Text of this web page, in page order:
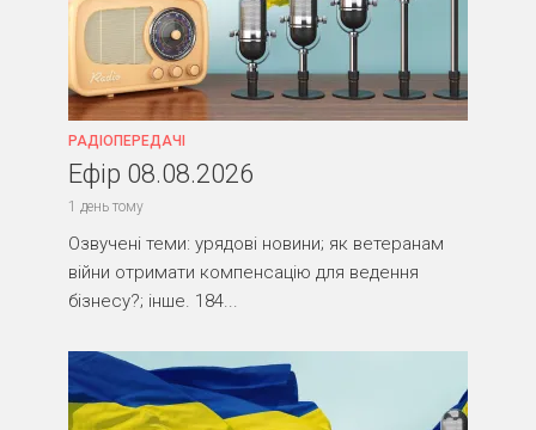
РАДІОПЕРЕДАЧІ
Ефір 08.08.2026
1 день тому
Озвучені теми: урядові новини; як ветеранам
війни отримати компенсацію для ведення
бізнесу?; інше. 184...